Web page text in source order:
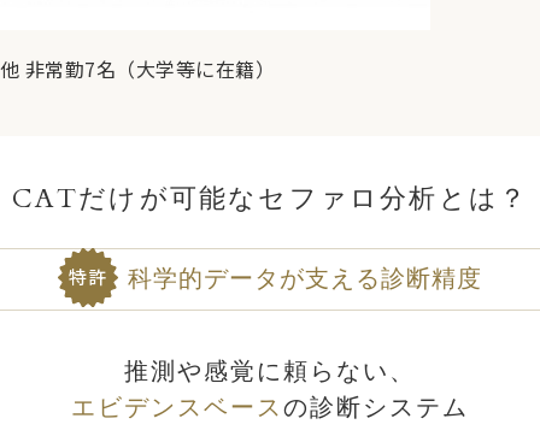
他 非常勤7名（大学等に在籍）
CATだけが可能なセファロ分析とは？
特許 科学的データが支える診断精度
推測や感覚に頼らない、
エビデンスベースの診断システム